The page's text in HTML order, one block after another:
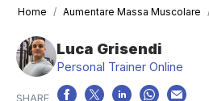
Tu sei qui:
Home Aumentare Massa Muscolare
Luca Grisendi
Personal Trainer Online